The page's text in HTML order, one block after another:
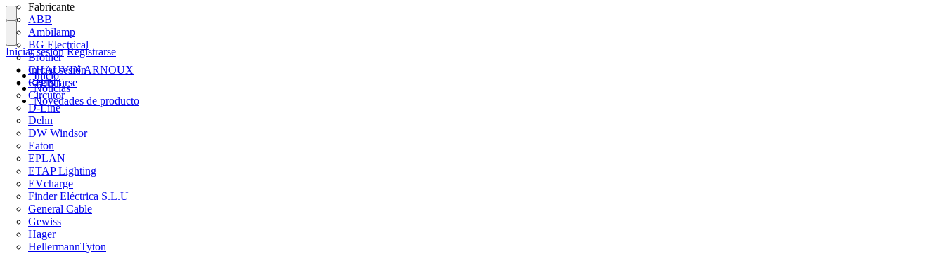
Fabricante
ABB
Ambilamp
BG Electrical
Brother
CHAUVIN ARNOUX
CHINT
Circutor
D-Line
Dehn
DW Windsor
Eaton
EPLAN
ETAP Lighting
EVcharge
Finder Eléctrica S.L.U
General Cable
Gewiss
Hager
HellermannTyton
Iniciar sesión
Registrarse
Iniciar sesión Registrarse
Inicio
Noticias
Novedades de producto